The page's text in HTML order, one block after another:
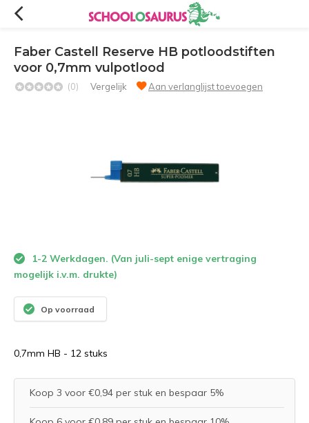
Faber Castell Reserve HB potloodstiften
voor 0,7mm vulpotlood
(0) Vergelijk Aan verlanglijst toevoegen
1-2 Werkdagen. (Van juli-sept enige vertraging
mogelijk i.v.m. drukte)
Op voorraad
0,7mm HB - 12 stuks
Koop 3 voor €0,94 per stuk en bespaar 5%